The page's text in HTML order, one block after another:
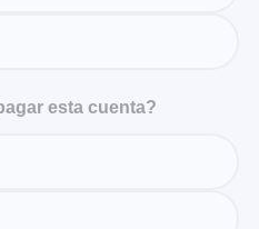
esta cuenta?